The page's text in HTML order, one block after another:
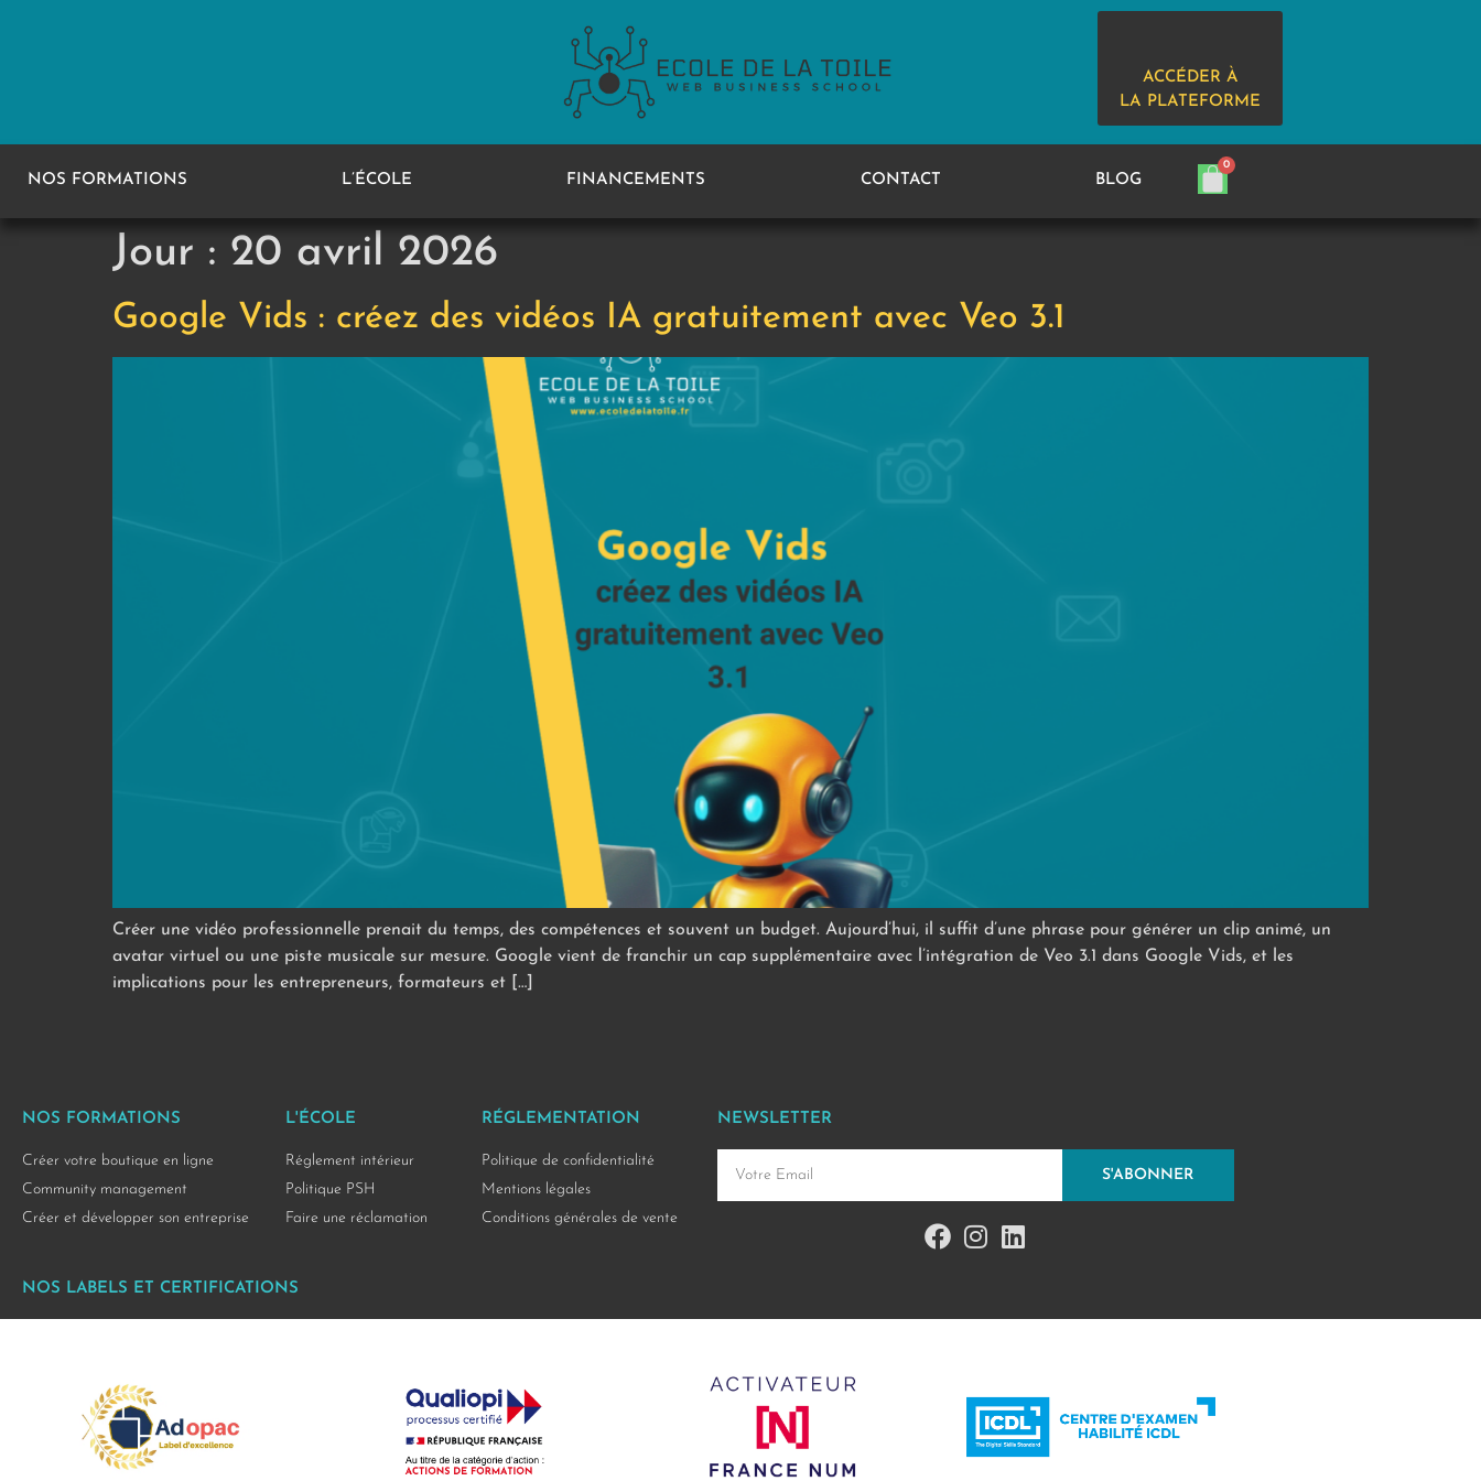
ACCÉDER À
LA PLATEFORME
NOS FORMATIONS L’ÉCOLE FINANCEMENTS CONTACT BLOG
Jour : 20 avril 2026
Google Vids : créez des vidéos IA gratuitement avec Veo 3.1
Créer une vidéo professionnelle prenait du temps, des compétences et souvent un budget. Aujourd’hui, il suffit d’une phrase pour générer un clip animé, un
avatar virtuel ou une piste musicale sur mesure. Google vient de franchir un cap supplémentaire avec l’intégration de Veo 3.1 dans Google Vids, et les
implications pour les entrepreneurs, formateurs et […]
NOS FORMATIONS
Créer votre boutique en ligne
Community management
Créer et développer son entreprise
L'ÉCOLE
Réglement intérieur
Politique PSH
Faire une réclamation
RÉGLEMENTATION
Politique de confidentialité
Mentions légales
Conditions générales de vente
NEWSLETTER
S'ABONNER
NOS LABELS ET CERTIFICATIONS